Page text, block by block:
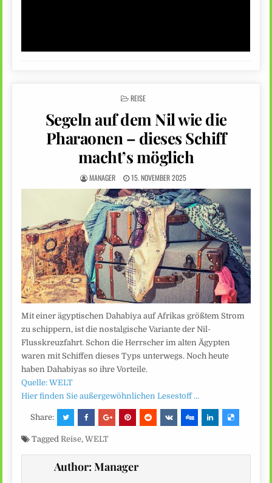
POSTED
REISE
Segeln auf dem Nil wie die
Pharaonen – dieses Schiff
macht’s möglich
MANAGER 15. NOVEMBER 2025
Mit einer ägyptischen Dahabiya auf Afrikas größtem Strom
zu schippern, ist die nostalgische Variante der Nil-
Flusskreuzfahrt. Schon die Herrscher im alten Ägypten
waren mit Schiffen dieses Typs unterwegs. Noch heute
haben Dahabiyas so ihre Vorteile.
Quelle: WELT
Hier finden Sie außergewöhnlichen Lesestoff …
Share:
Tagged Reise,WELT
Author:Manager